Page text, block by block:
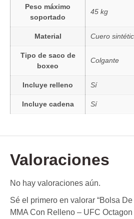
Peso máximo
soportado
45 kg
Material Cuero
Tipo de saco de
boxeo
Colgante
Incluye relleno Sí
Incluye cadena Sí
Valoraciones
No hay valoraciones aún.
Sé el primero en valorar “Bolsa
MMA Con Relleno – UFC